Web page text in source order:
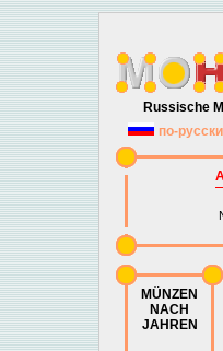
Russische
по-русски
MÜNZEN
NACH
JAHREN